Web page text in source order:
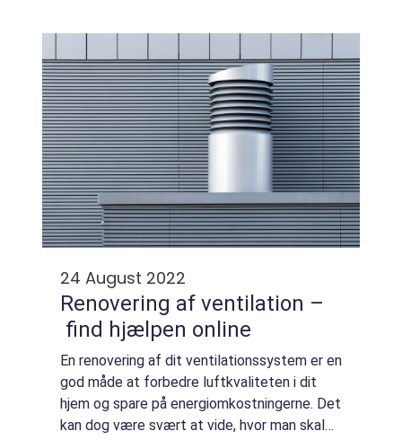
vigtigt at vælge en professionel vin...
24 August 2022
Renovering af ventilation –
find hjælpen online
En renovering af dit ventilationssystem er en
god måde at forbedre luftkvaliteten i dit
hjem og spare på energiomkostningerne. Det
kan dog være svært at vide, hvor man skal